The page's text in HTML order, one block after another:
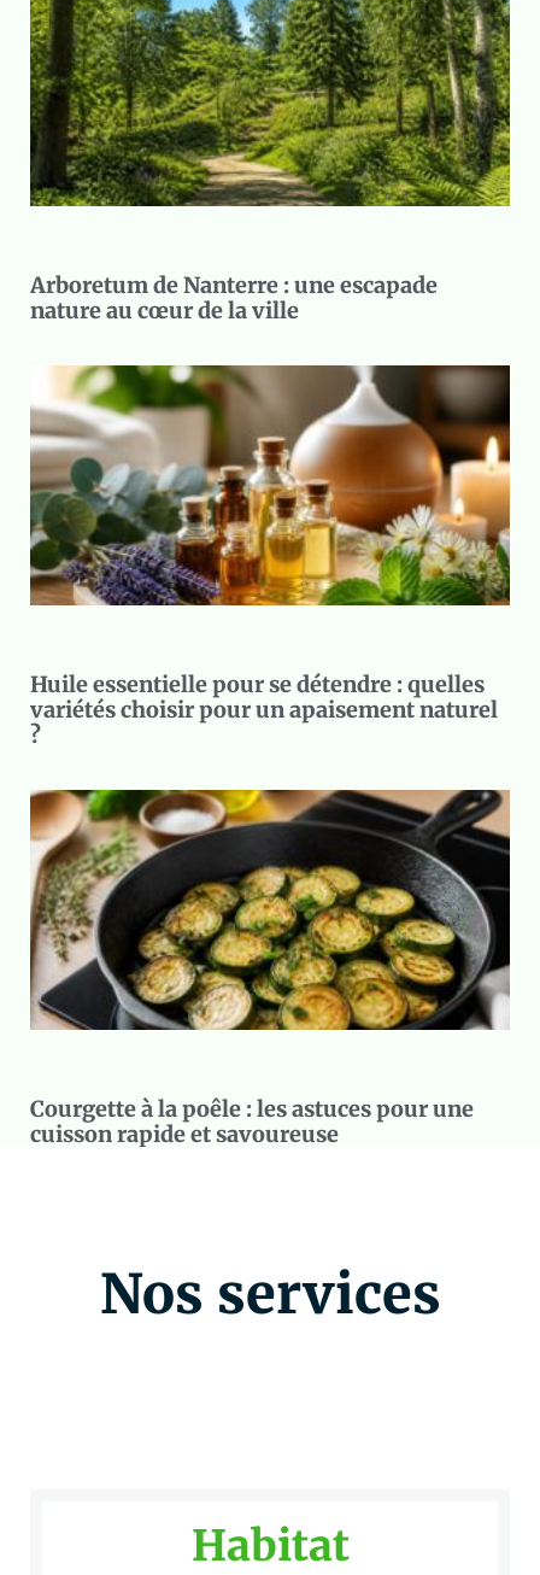
Arboretum de Nanterre : une escapade
nature au cœur de la ville
Huile essentielle pour se détendre : quelles
variétés choisir pour un apaisement naturel
?
Courgette à la poêle : les astuces pour une
cuisson rapide et savoureuse
Nos services
Habitat